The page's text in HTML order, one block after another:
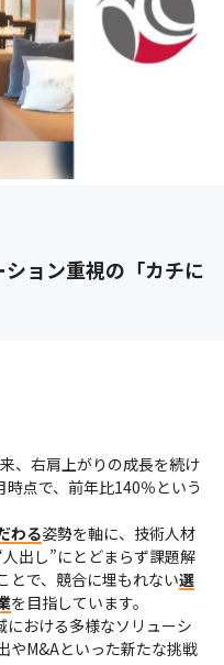
ョン重視の「カチに
、右肩上がりの成長を続け
点で、前年比140％という
わる姿勢を軸に、技術人材
出し”にとどまらず課題解
とで、競合に埋もれない選
を目指しています。
おける多様なソリューシ
やM&Aといった新たな挑戦